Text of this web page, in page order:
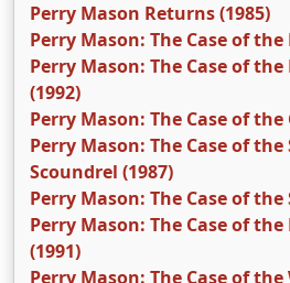
Perry Mason Returns (1985)
Perry Mason: The Case of the
Perry Mason: The Case of
(1992)
Perry Mason: The Case of the
Perry Mason: The Case of
Scoundrel (1987)
Perry Mason: The Case of
Perry Mason: The Case of
(1991)
Perry Mason: The Case of the